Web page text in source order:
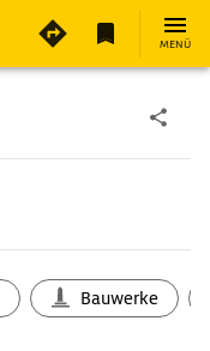
MENÜ
Bauwerke